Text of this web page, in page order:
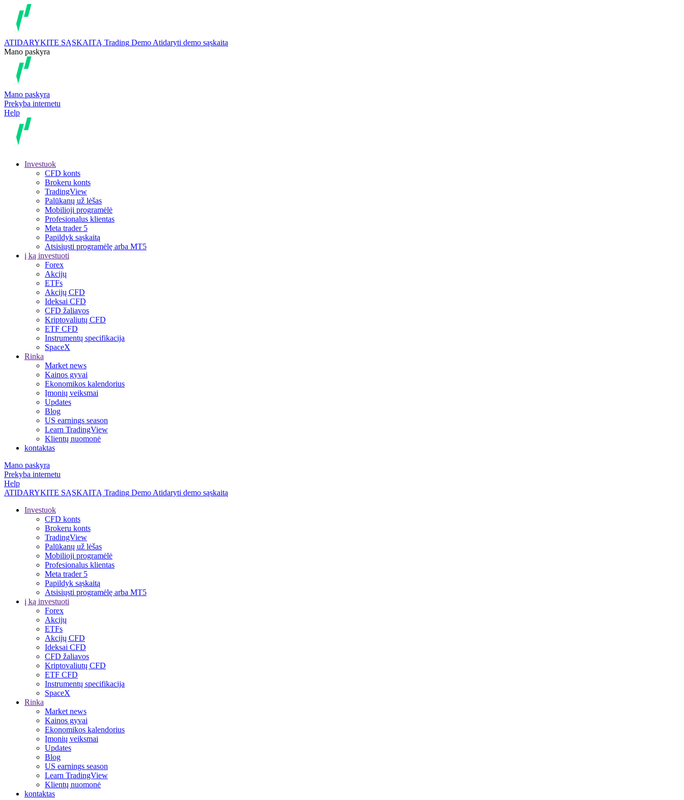
ATIDARYKITE SĄSKAITĄ Trading Demo Atidaryti demo sąskaitą
Mano paskyra
Mano paskyra
Prekyba internetu
Help
Investuok
CFD konts
Brokeru konts
TradingView
Palūkanų už lėšas
Mobilioji programėlė
Profesionalus klientas
Meta trader 5
Papildyk sąskaitą
Atsisiųsti programėlę arba MT5
į ką investuoti
Forex
Akcijų
ETFs
Akcijų CFD
Ideksai CFD
CFD žaliavos
Kriptovaliutų CFD
ETF CFD
Instrumentų specifikacija
SpaceX
Rinka
Market news
Kainos gyvai
Ekonomikos kalendorius
Įmonių veiksmai
Updates
Blog
US earnings season
Learn TradingView
Klientų nuomonė
kontaktas
Mano paskyra
Prekyba internetu
Help
ATIDARYKITE SĄSKAITĄ Trading Demo Atidaryti demo sąskaitą
Investuok
CFD konts
Brokeru konts
TradingView
Palūkanų už lėšas
Mobilioji programėlė
Profesionalus klientas
Meta trader 5
Papildyk sąskaitą
Atsisiųsti programėlę arba MT5
į ką investuoti
Forex
Akcijų
ETFs
Akcijų CFD
Ideksai CFD
CFD žaliavos
Kriptovaliutų CFD
ETF CFD
Instrumentų specifikacija
SpaceX
Rinka
Market news
Kainos gyvai
Ekonomikos kalendorius
Įmonių veiksmai
Updates
Blog
US earnings season
Learn TradingView
Klientų nuomonė
kontaktas